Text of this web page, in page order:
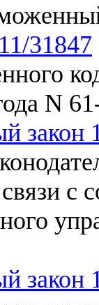
31847
N
закон
с
закон